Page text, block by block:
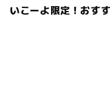
いこーよ限定！おす